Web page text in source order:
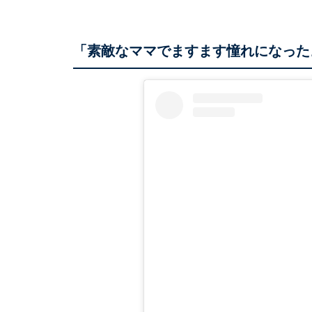
「素敵なママでますます憧れになっ